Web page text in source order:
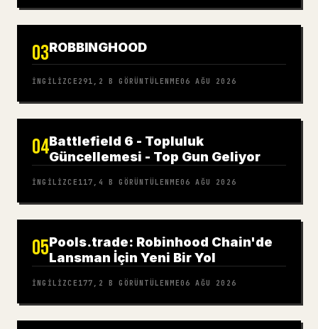
03ROBBINGHOOD
İNGILIZCE 291,2 B GÖRÜNTÜLENME06 AĞU 2026
04Battlefield 6 - Topluluk
Güncellemesi - Top Gun Geliyor
İNGILIZCE 117,4 B GÖRÜNTÜLENME06 AĞU 2026
05Pools.trade: Robinhood Chain'de
Lansman İçin Yeni Bir Yol
İNGILIZCE 177,2 B GÖRÜNTÜLENME06 AĞU 2026